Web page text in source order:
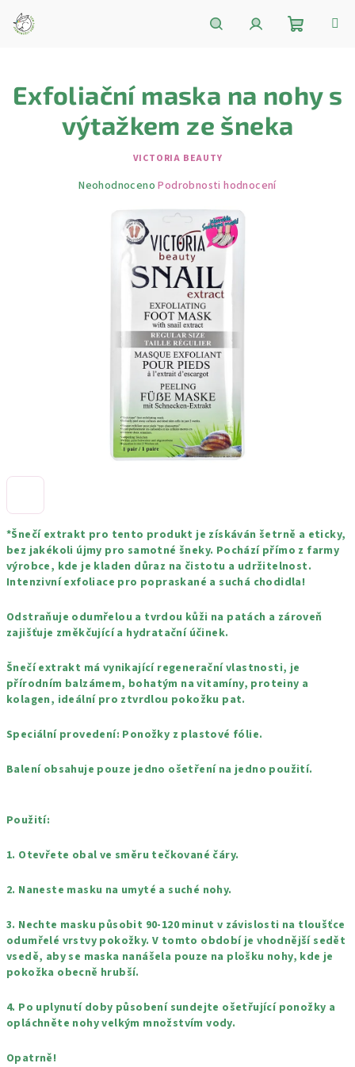
obsah
košík
*Šnečí extrakt pro tento produkt je získáván šetrně a eticky,
bez jakékoli újmy pro samotné šneky. Pochází přímo z farmy
výrobce, kde je kladen důraz na čistotu a udržitelnost.
Intenzivní exfoliace pro popraskané a suchá chodidla!
Odstraňuje odumřelou a tvrdou kůži na patách a zároveň
zajišťuje změkčující a hydratační účinek.
Šnečí extrakt má vynikající regenerační vlastnosti, je
přírodním balzámem, bohatým na vitamíny, proteiny a
kolagen, ideální pro ztvrdlou pokožku pat.
Speciální provedení: Ponožky z plastové fólie.
Balení obsahuje pouze jedno ošetření na jedno použití.
Použití:
1. Otevřete obal ve směru tečkované čáry.
2. Naneste masku na umyté a suché nohy.
3. Nechte masku působit 90-120 minut v závislosti na tloušťce
odumřelé vrstvy pokožky. V tomto období je vhodnější sedět
vsedě, aby se maska ​​nanášela pouze na plošku nohy, kde je
pokožka obecně hrubší.
4. Po uplynutí doby působení sundejte ošetřující ponožky a
opláchněte nohy velkým množstvím vody.
Opatrně!
Exfoliační maska ​​na nohy s
výtažkem ze šneka
VICTORIA BEAUTY
Průměrné
Neohodnoceno Podrobnosti hodnocení